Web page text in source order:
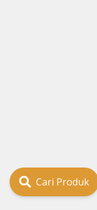
Cari Produk